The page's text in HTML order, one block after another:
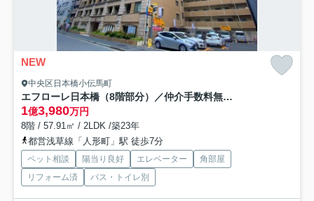
NEW
中央区日本橋小伝馬町
エフローレ日本橋（8階部分）／仲介手数料無料／新規フルリノベーション
1億3,980万円
8階 / 57.91㎡ / 2LDK /築23年
都営浅草線「人形町」駅 徒歩7分
ペット相談 陽当り良好 エレベーター
角部屋
リフォーム済
バス・トイレ別